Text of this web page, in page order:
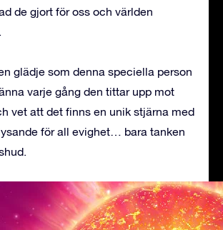
de gjort för oss och världen
glädje som denna speciella person
varje gång den tittar upp mot
vet att det finns en unik stjärna med
för all evighet… bara tanken